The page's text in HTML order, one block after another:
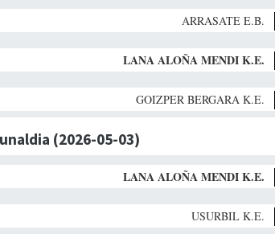
ARRASATE E.B.
LANA ALOÑA MENDI K.E.
GOIZPER BERGARA K.E.
(2026-05-03)
LANA ALOÑA MENDI K.E.
USURBIL K.E.